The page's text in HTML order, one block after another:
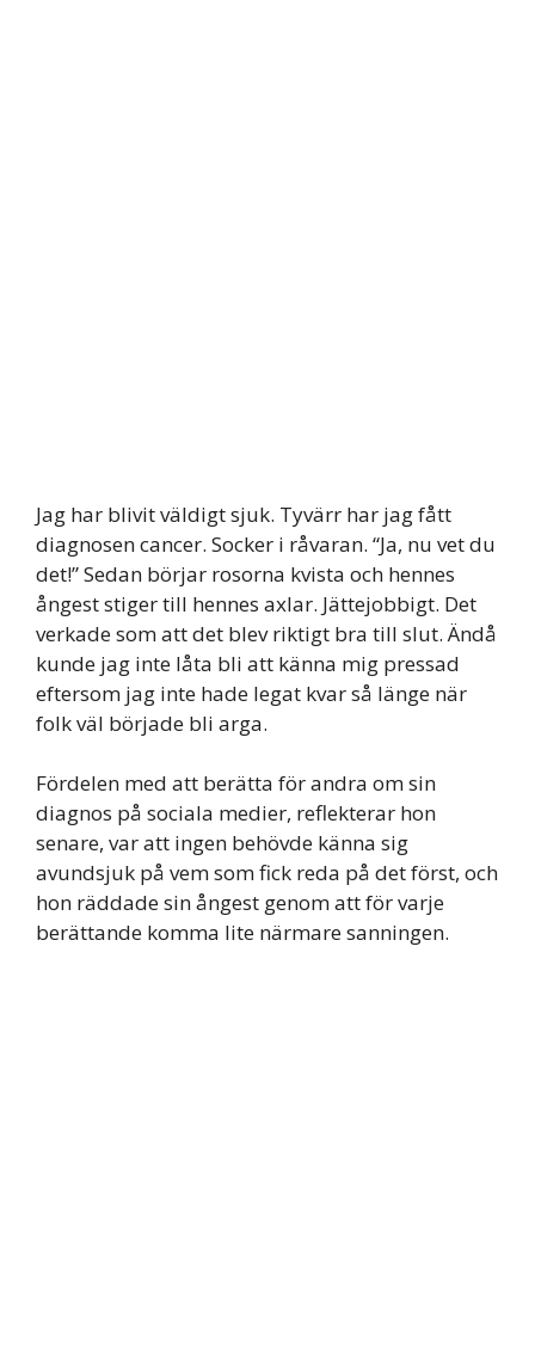
Jag har blivit väldigt sjuk. Tyvärr har jag fått
diagnosen cancer. Socker i råvaran. “Ja, nu vet du
det!” Sedan börjar rosorna kvista och hennes
ångest stiger till hennes axlar. Jättejobbigt. Det
verkade som att det blev riktigt bra till slut. Ändå
kunde jag inte låta bli att känna mig pressad
eftersom jag inte hade legat kvar så länge när
folk väl började bli arga.
Fördelen med att berätta för andra om sin
diagnos på sociala medier, reflekterar hon
senare, var att ingen behövde känna sig
avundsjuk på vem som fick reda på det först, och
hon räddade sin ångest genom att för varje
berättande komma lite närmare sanningen.